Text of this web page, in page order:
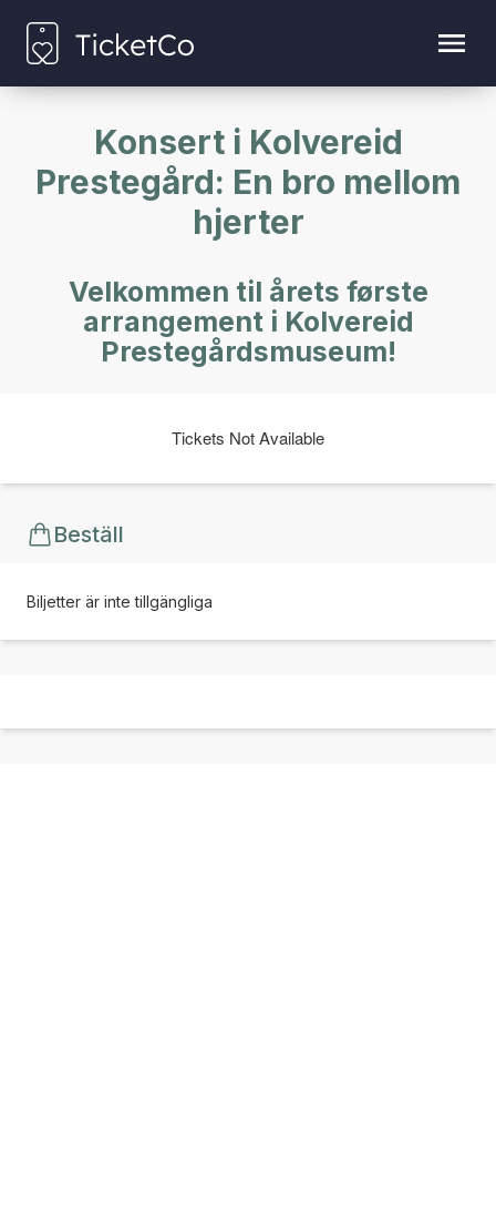
Konsert i Kolvereid
Prestegård: En bro mellom
hjerter
Velkommen til årets første
arrangement i Kolvereid
Prestegårdsmuseum!
Tickets Not Available
Beställ
Biljetter är inte tillgängliga